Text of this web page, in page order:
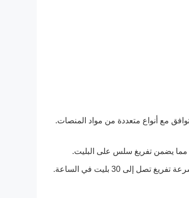
القطع من 2.5 إلى 2.8 متر، مما يجعله متوافق مع أنواع متعددة من مواد المنصات.
مما يضمن تفريغ سلس على البليت.